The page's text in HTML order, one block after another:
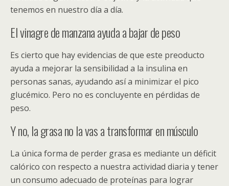
tenemos en nuestro día a día.
El vinagre de manzana ayuda a bajar de peso
Es cierto que hay evidencias de que este preoducto
ayuda a mejorar la sensibilidad a la insulina en
personas sanas, ayudando así a minimizar el pico
glucémico. Pero no es concluyente en pérdidas de
peso.
Y no, la grasa no la vas a transformar en músculo
La única forma de perder grasa es mediante un déficit
calórico con respecto a nuestra actividad diaria y tener
un consumo adecuado de proteínas para lograr